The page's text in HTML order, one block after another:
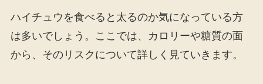
ハイチュウを食べると太るのか気になっている方
は多いでしょう。ここでは、カロリーや糖質の面
から、そのリスクについて詳しく見ていきます。